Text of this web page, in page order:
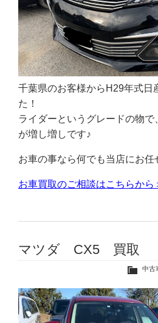
千葉県のお客様からH29年式日
た！
ライダーというグレードの物で
が増し増しです♪
お車の事なら何でも当店にお任
お車買取のご相談はこちらから
マツダ CX5 買取
中古